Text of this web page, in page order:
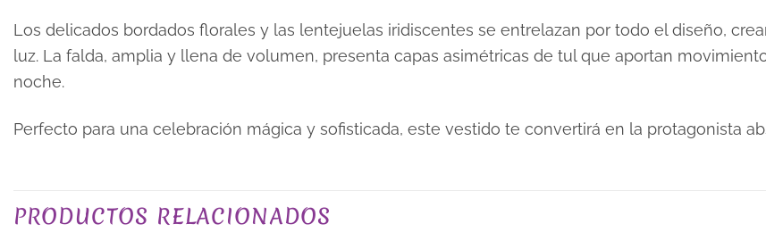
Los delicados bordados florales y las lentejuelas iridiscentes se entrelazan por todo el diseño,
luz. La falda, amplia y llena de volumen, presenta capas asimétricas de tul que aportan
noche.
Perfecto para una celebración mágica y sofisticada, este vestido te convertirá en la protagonista
No hay valoraciones aún.
PRODUCTOS RELACIONADOS